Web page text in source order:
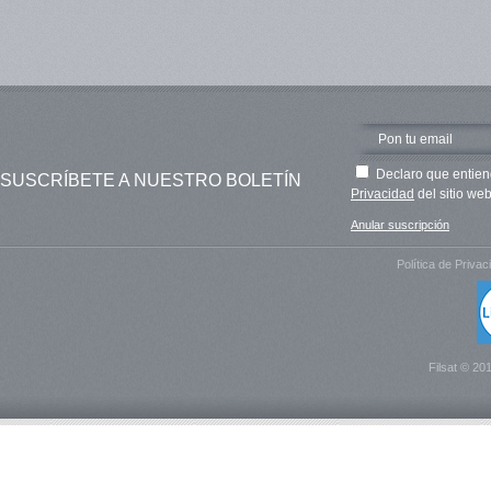
SUSCRÍBETE A NUESTRO BOLETÍN
Declaro que
Privacidad del sitio
Anular suscripción
Política de
Filsat ©